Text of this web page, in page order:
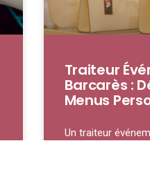
Traiteur
Barcarès :
Menus
Un traiteur